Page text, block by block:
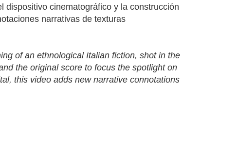
dispositivo cinematográfico y la construcción
narrativas de texturas
of an ethnological Italian fiction, shot in the
the original score to focus the spotlight on
this video adds new narrative connotations